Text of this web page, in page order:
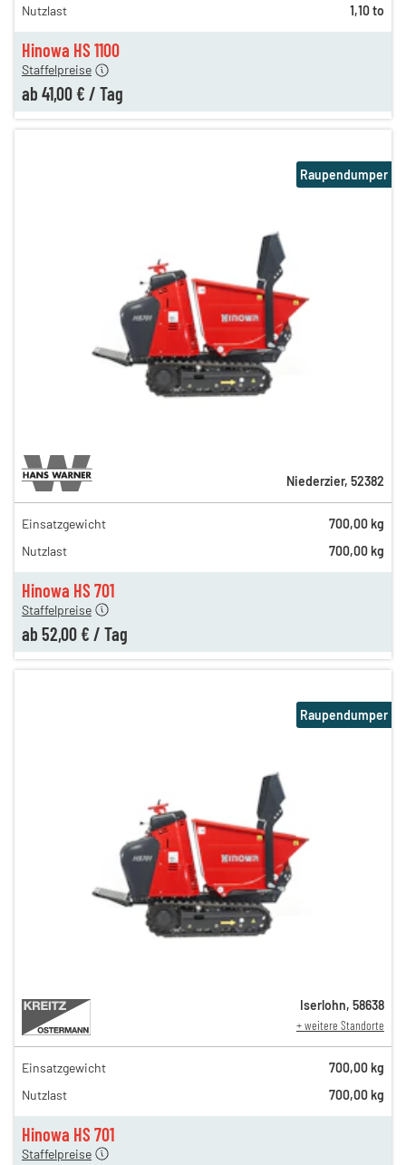
Hinowa HS 1100
75,00 €
Staffelpreise
ab 41,00 € / Tag
Nutzlast
1,10 to
Hinowa HS 701
99,00 €
77,00 €
Staffelpreise
ab 52,00 € / Tag
Raupendumper
Niederzier, 52382
Einsatzgewicht
700,00 kg
Nutzlast
700,00 kg
Hinowa HS 701
99,00 €
77,00 €
Staffelpreise
Raupendumper
Iserlohn, 58638
+ weitere Standorte
Einsatzgewicht
700,00 kg
Nutzlast
700,00 kg